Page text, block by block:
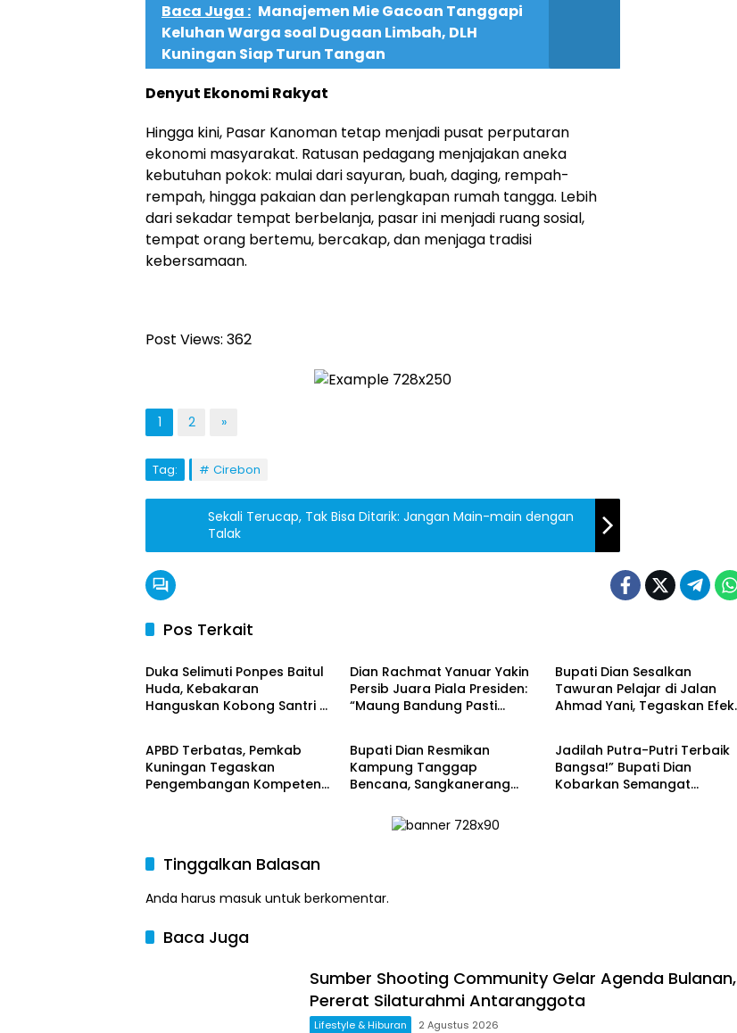
Baca Juga : Manajemen Mie Gacoan Tanggapi
Keluhan Warga soal Dugaan Limbah, DLH
Kuningan Siap Turun Tangan
Denyut Ekonomi Rakyat
Hingga kini, Pasar Kanoman tetap menjadi pusat perputaran
ekonomi masyarakat. Ratusan pedagang menjajakan aneka
kebutuhan pokok: mulai dari sayuran, buah, daging, rempah-
rempah, hingga pakaian dan perlengkapan rumah tangga. Lebih
dari sekadar tempat berbelanja, pasar ini menjadi ruang sosial,
tempat orang bertemu, bercakap, dan menjaga tradisi
kebersamaan.
Post Views: 362
1 2 »
Tag: Cirebon
Sekali Terucap, Tak Bisa Ditarik: Jangan Main-main dengan
Talak
Pos Terkait
Daerah
Duka Selimuti Ponpes Baitul
Huda, Kebakaran
Hanguskan Kobong Santri di
Dian Rachmat Yanuar Yakin
Persib Juara Piala Presiden:
“Maung Bandung Pasti
Bupati Dian Sesalkan
Tawuran Pelajar di Jalan
Ahmad Yani, Tegaskan Efek
Daerah
APBD Terbatas, Pemkab
Kuningan Tegaskan
Pengembangan Kompetensi
Daerah
Bupati Dian Resmikan
Kampung Tanggap
Bencana, Sangkanerang
Hadapi Bencana
Daerah
Jadilah Putra-Putri Terbaik
Bangsa!” Bupati Dian
Kobarkan Semangat
Tinggalkan Balasan
Anda harus masuk untuk berkomentar.
Baca Juga
Sumber Shooting Community Gelar Agenda Bulanan,
Pererat Silaturahmi Antaranggota
Lifestyle & Hiburan 2 Agustus 2026